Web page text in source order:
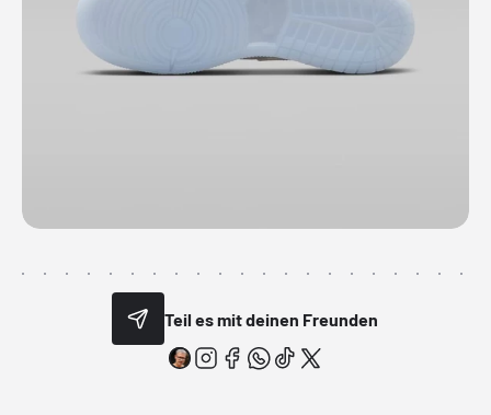
Teil es mit deinen Freunden